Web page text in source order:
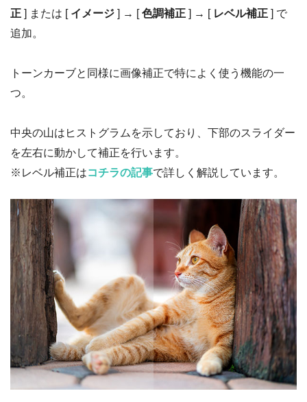
正 ] または [ イメージ ] → [色調補正 ] → [ レベル補正 ] で
追加。
トーンカーブと同様に画像補正で特によく使う機能の一
つ。
中央の山はヒストグラムを示しており、下部のスライダー
を左右に動かして補正を行います。
※レベル補正はコチラの記事で詳しく解説しています。